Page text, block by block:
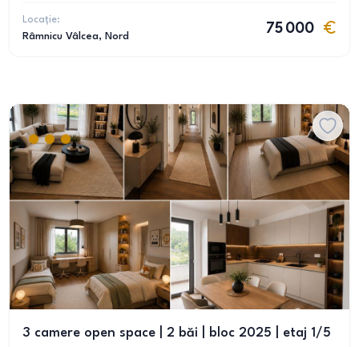
Locație:
Râmnicu Vâlcea, Nord
75 000
3 camere open space | 2 băi | bloc 2025 | etaj 1/5